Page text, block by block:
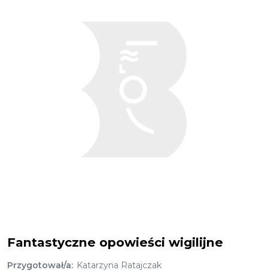
Fantastyczne opowieści wigilijne
Przygotował/a Katarzyna Ratajczak